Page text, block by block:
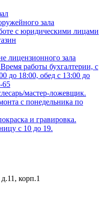
зала
с юридическими лицами
лицензионного зала
работы бухгалтерии, с
до 18:00, обед с 13:00 до
65
мастер-ложевщик.
с понедельника по
и гравировка.
с 10 до 19.
корп.1